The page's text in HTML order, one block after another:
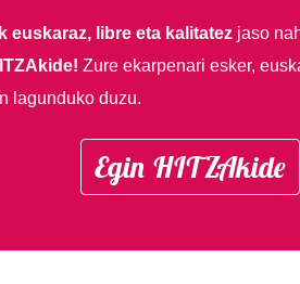
euskaraz, libre eta kalitatezjaso
Zure ekarpenari esker,
lagunduko duzu.
Egin HITZAkide